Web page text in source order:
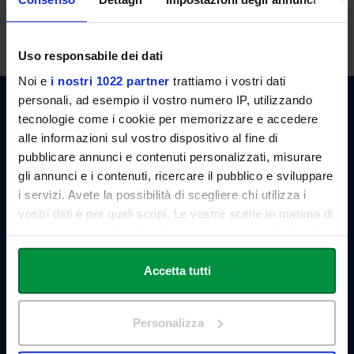
Uso responsabile dei dati
Noi e i nostri 1022 partner trattiamo i vostri dati
personali, ad esempio il vostro numero IP, utilizzando
tecnologie come i cookie per memorizzare e accedere
alle informazioni sul vostro dispositivo al fine di
pubblicare annunci e contenuti personalizzati, misurare
gli annunci e i contenuti, ricercare il pubblico e sviluppare
i servizi. Avete la possibilità di scegliere chi utilizza i
vostri dati e per quali scopi. Le vostre scelte in materia di
in cui avete effettuato le vostre scelte. È possibile
modificare o revocare il proprio consenso in qualsiasi
momento dalla Dichiarazione sui cookie o facendo clic
Con il tuo consenso, vorremmo anche:
Accetta tutti
Personalizza
Link Campus University
Via del Casale di San Pio V, 44
00165 Roma - Italia
info@unilink.it
Tel:+39 06 3400 6000
SHORTCUTS
About Us
The Branches